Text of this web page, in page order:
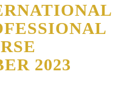
2023